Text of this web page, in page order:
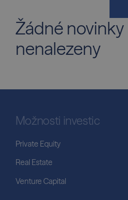
Žádné novinky
nenalezeny
Možnosti investic
Private Equity
Real Estate
Venture Capital